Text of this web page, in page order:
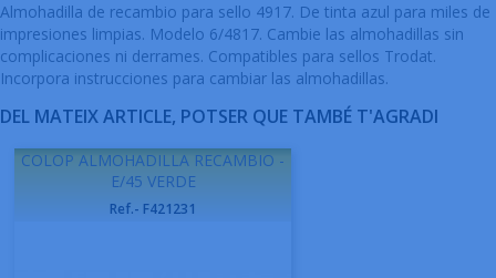
Almohadilla de recambio para sello 4917. De tinta azul para miles de
impresiones limpias. Modelo 6/4817. Cambie las almohadillas sin
complicaciones ni derrames. Compatibles para sellos Trodat.
Incorpora instrucciones para cambiar las almohadillas.
DEL MATEIX ARTICLE, POTSER QUE TAMBÉ T'AGRADI
COLOP ALMOHADILLA RECAMBIO -
E/45 VERDE
Ref.- F421231